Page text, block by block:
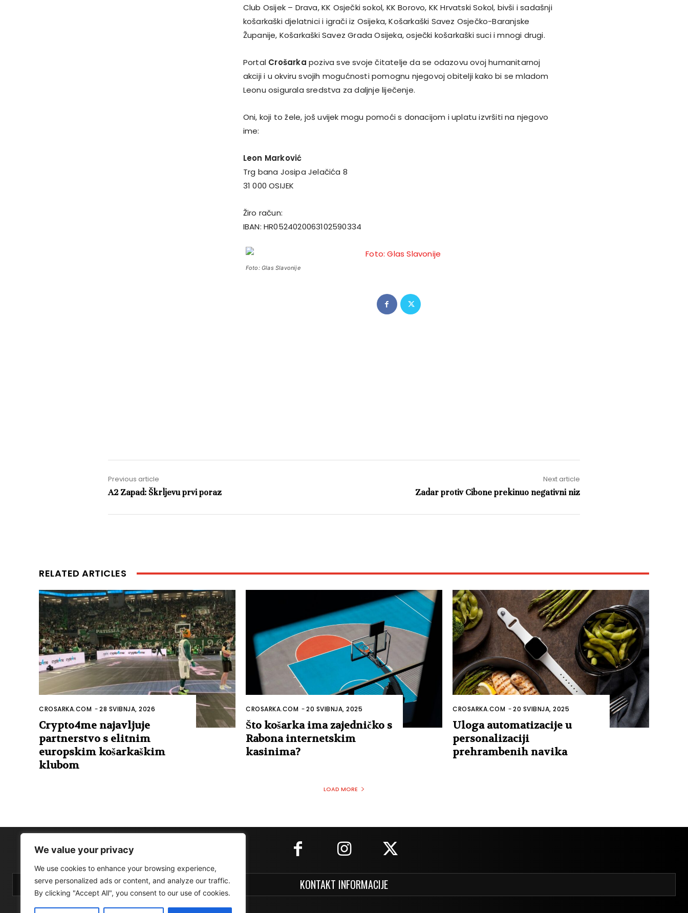
We value your privacy
We use cookies to enhance your browsing experience,
serve personalized ads or content, and analyze our traffic.
By clicking "Accept All", you consent to our use of cookies.
Club Osijek – Drava, KK Osječki sokol, KK Borovo, KK Hrvatski Sokol, bivši i sadašnji
košarkaški djelatnici i igrači iz Osijeka, Košarkaški Savez Osječko-Baranjske
Županije, Košarkaški Savez Grada Osijeka, osječki košarkaški suci i mnogi drugi.
Portal Crošarka poziva sve svoje čitatelje da se odazovu ovoj humanitarnoj
akciji i u okviru svojih mogućnosti pomognu njegovoj obitelji kako bi se mladom
Leonu osigurala sredstva za daljnje liječenje.
Oni, koji to žele, još uvijek mogu pomoći s donacijom i uplatu izvršiti na njegovo
ime:
Leon Marković
Trg bana Josipa Jelačića 8
31 000 OSIJEK
Žiro račun:
IBAN: HR0524020063102590334
Foto: Glas Slavonije
Previous article
A2 Zapad: Škrljevu prvi poraz
Next article
Zadar protiv Cibone prekinuo negativni niz
RELATED ARTICLES
CROSARKA.COM -28 SVIBNJA, 2026
Crypto4me najavljuje
partnerstvo s elitnim
europskim košarkaškim
klubom
CROSARKA.COM -20 SVIBNJA, 2025
Što košarka ima zajedničko s
Rabona internetskim
kasinima?
CROSARKA.COM -20 SVIBNJA, 2025
Uloga automatizacije u
personalizaciji
prehrambenih navika
LOAD MORE
KONTAKT INFORMACIJE